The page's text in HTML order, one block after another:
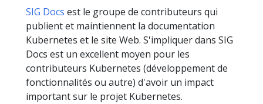
SIG Docs est le groupe de contributeurs qui
publient et maintiennent la documentation
Kubernetes et le site Web. S'impliquer dans SIG
Docs est un excellent moyen pour les
contributeurs Kubernetes (développement de
fonctionnalités ou autre) d'avoir un impact
important sur le projet Kubernetes.